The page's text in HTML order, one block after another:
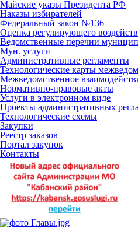
Майские указы Президента РФ
Наказы избирателей
Федеральный закон №136
Оценка регулирующего
Ведомственные перечни
Мун. услуги
Административные регламенты
Технологические карты
Межведомственное
Нормативно-правовые акты
Услуги в электронном виде
Проекты административных
Технологические схемы
Закупки
Реестр заказов
Портал закупок
Контакты